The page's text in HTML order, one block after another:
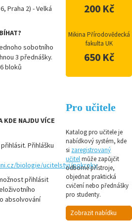
Praha 2) - Velká
sobotního
3 přednášky.
bloků
KDE NAJDU VÍCE
Přihlášku
biologie/ucitelstvi/pokroky
přihlásit
absolvování
200 Kč
Mikina Přírodovědecká
fakulta UK
650 Kč
Pro učitele
Katalog pro učitele je
nabídkový systém, kde
si zaregistrovaný
učitelmůže zapůjčit
odborné přístroje,
objednat praktická
cvičení nebo přednášky
pro studenty.
Zobrazit nabídku